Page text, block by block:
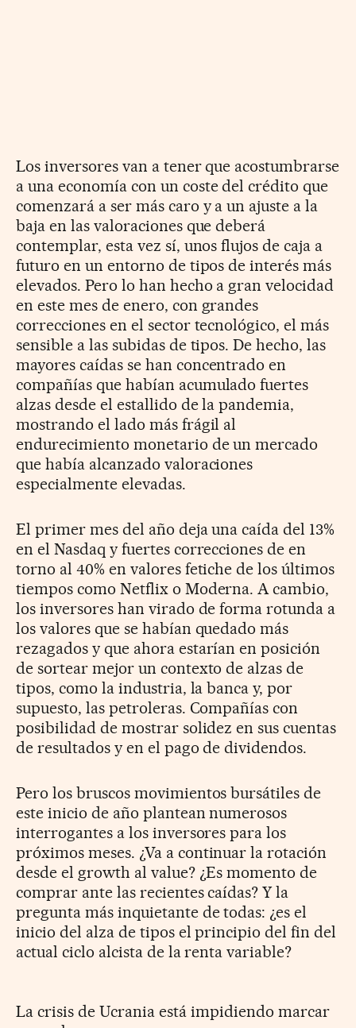
Los inversores van a tener que acostumbrarse
a una economía con un coste del crédito que
comenzará a ser más caro y a un ajuste a la
baja en las valoraciones que deberá
contemplar, esta vez sí, unos flujos de caja a
futuro en un entorno de tipos de interés más
elevados. Pero lo han hecho a gran velocidad
en este mes de enero, con grandes
correcciones en el sector tecnológico, el más
sensible a las subidas de tipos. De hecho, las
mayores caídas se han concentrado en
compañías que habían acumulado fuertes
alzas desde el estallido de la pandemia,
mostrando el lado más frágil al
endurecimiento monetario de un mercado
que había alcanzado valoraciones
especialmente elevadas.
El primer mes del año deja una caída del 13%
en el Nasdaq y fuertes correcciones de en
torno al 40% en valores fetiche de los últimos
tiempos como Netflix o Moderna. A cambio,
los inversores han virado de forma rotunda a
los valores que se habían quedado más
rezagados y que ahora estarían en posición
de sortear mejor un contexto de alzas de
tipos, como la industria, la banca y, por
supuesto, las petroleras. Compañías con
posibilidad de mostrar solidez en sus cuentas
de resultados y en el pago de dividendos.
Pero los bruscos movimientos bursátiles de
este inicio de año plantean numerosos
interrogantes a los inversores para los
próximos meses. ¿Va a continuar la rotación
desde el growth al value? ¿Es momento de
comprar ante las recientes caídas? Y la
pregunta más inquietante de todas: ¿es el
inicio del alza de tipos el principio del fin del
actual ciclo alcista de la renta variable?
La crisis de Ucrania está impidiendo marcar